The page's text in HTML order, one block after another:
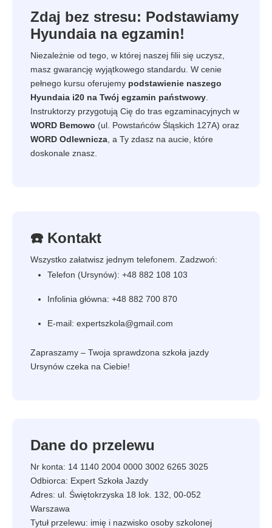
Zdaj bez stresu: Podstawiamy
Hyundaia na egzamin!
Niezależnie od tego, w której naszej filii się uczysz,
masz gwarancję wyjątkowego standardu. W cenie
pełnego kursu oferujemy podstawienie naszego
Hyundaia i20 na Twój egzamin państwowy
Instruktorzy przygotują Cię do tras egzaminacyjnych w
WORD Bemowo (ul. Powstańców Śląskich 127A) oraz
WORD Odlewnicza , a Ty zdasz na aucie, które
doskonale znasz.
☎️ Kontakt
Wszystko załatwisz jednym telefonem. Zadzwoń:
Telefon (Ursynów): +48 882 108 103
Infolinia główna: +48 882 700 870
E-mail: expertszkola@gmail.com
Zapraszamy – Twoja sprawdzona szkoła jazdy
Ursynów czeka na Ciebie!
Dane do przelewu
Nr konta: 14 1140 2004 0000 3002 6265 3025
Odbiorca: Expert Szkoła Jazdy
Adres: ul. Świętokrzyska 18 lok. 132, 00-052
Warszawa
Tytuł przelewu: imię i nazwisko osoby szkolonej